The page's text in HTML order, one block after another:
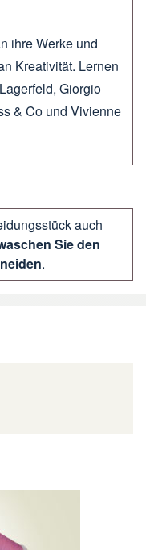
ihre Werke und
Kreativität. Lernen
Lagerfeld, Giorgio
& Co und Vivienne
auch
Sie den
.